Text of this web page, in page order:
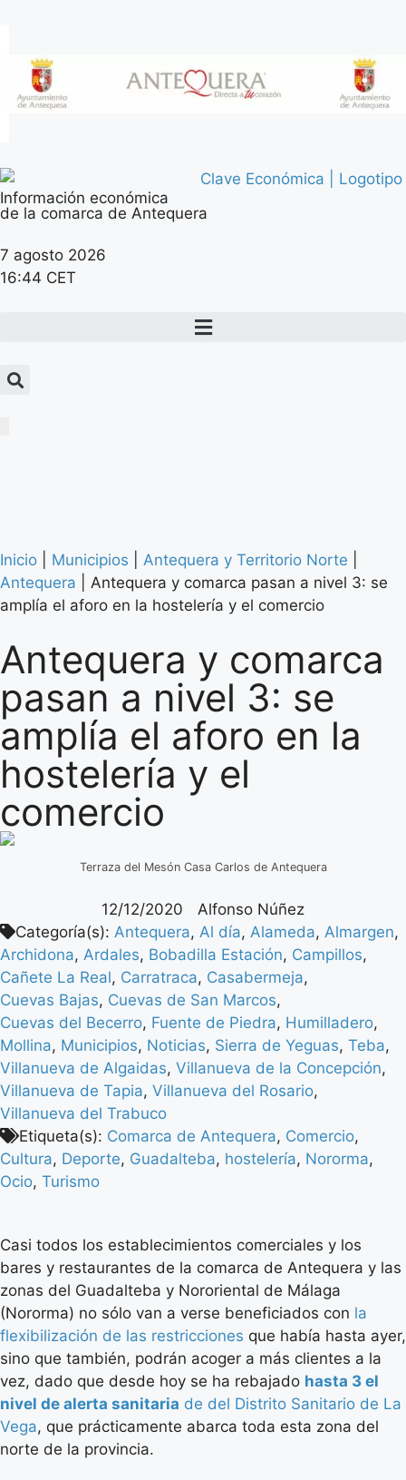
Información económica
de la comarca de Antequera
7 agosto 2026
16:44 CET
Inicio Municipios Antequera y Territorio Norte
Antequera
Antequera y comarca pasan a nivel 3: se
amplía el aforo en la hostelería y el comercio
Antequera y comarca
pasan a nivel 3: se
amplía el aforo en la
hostelería y el
comercio
Terraza del Mesón Casa Carlos de Antequera
12/12/2020
Alfonso Núñez
Categoría(s): Antequera, Al día, Alameda, Almargen,
Archidona, Ardales, Bobadilla Estación, Campillos,
Cañete La Real, Carratraca, Casabermeja,
Cuevas Bajas, Cuevas de San Marcos,
Cuevas del Becerro, Fuente de Piedra, Humilladero,
Mollina, Municipios, Noticias, Sierra de Yeguas, Teba,
Villanueva de Algaidas, Villanueva de la Concepción,
Villanueva de Tapia, Villanueva del Rosario,
Villanueva del Trabuco
Etiqueta(s): Comarca de Antequera, Comercio,
Cultura, Deporte, Guadalteba, hostelería, Nororma,
Ocio, Turismo
Casi todos los establecimientos comerciales y los
bares y restaurantes de la comarca de Antequera y las
zonas del Guadalteba y Nororiental de Málaga
(Nororma) no sólo van a verse beneficiados con la
flexibilización de las restricciones que había hasta ayer,
sino que también, podrán acoger a más clientes a la
vez, dado que desde hoy se ha rebajado hasta 3 el
nivel de alerta sanitaria de del Distrito Sanitario de La
Vega, que prácticamente abarca toda esta zona del
norte de la provincia.